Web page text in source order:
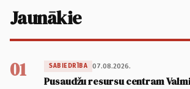
Jaunākie
01 SABIEDRĪBA 07.08.2026.
Pusaudžu resursu centram